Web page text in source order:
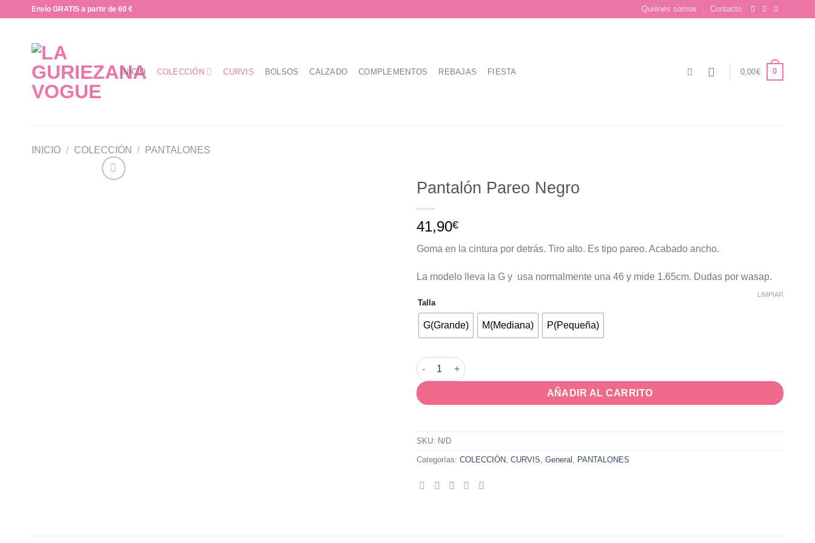
Envío GRATIS a partir de 60 € Quiénes somos Contacto
INICIO COLECCIÓN CURVIS BOLSOS CALZADO COMPLEMENTOS REBAJAS FIESTA 0,00€ 0
INICIO / COLECCIÓN / PANTALONES
Pantalón Pareo Negro
41,90€
Goma en la cintura por detrás. Tiro alto. Es tipo pareo. Acabado ancho.
La modelo lleva la G y usa normalmente una 46 y mide 1.65cm. Dudas por wasap.
Talla
G(Grande) M(Mediana) P(Pequeña)
LIMPIAR
Pantalón Pareo Negro cantidad
AÑADIR AL CARRITO
SKU: N/D
Categorías: COLECCIÓN, CURVIS, General , PANTALONES